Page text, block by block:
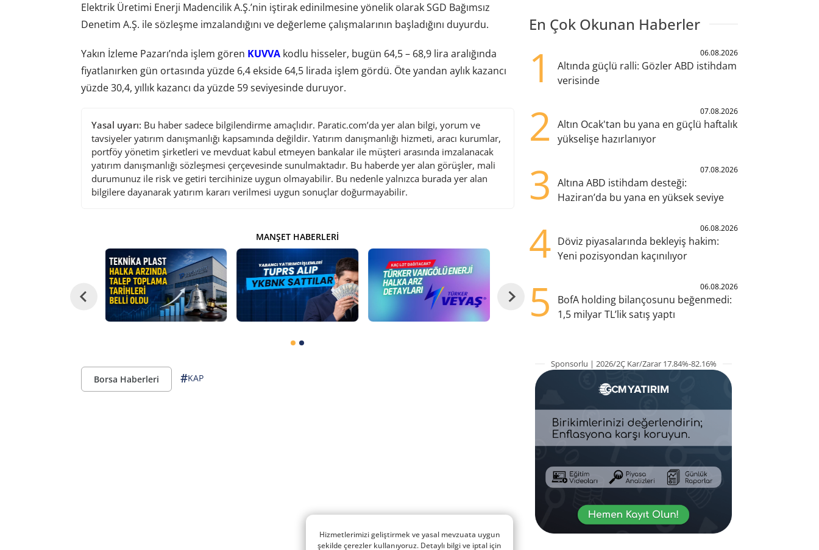
Elektrik Üretimi Enerji Madencilik A.Ş.’nin iştirak edinilmesine yönelik olarak SGD Bağımsız
Denetim A.Ş. ile sözleşme imzalandığını ve değerleme çalışmalarının başladığını duyurdu.
Yakın İzleme Pazarı’nda işlem gören KUVVAkodlu hisseler, bugün 64,5 – 68,9 lira aralığında
fiyatlanırken gün ortasında yüzde 6,4 ekside 64,5 lirada işlem gördü. Öte yandan aylık kazancı
yüzde 30,4, yıllık kazancı da yüzde 59 seviyesinde duruyor.
Yasal uyarı: Bu haber sadece bilgilendirme amaçlıdır. Paratic.com’da yer alan bilgi, yorum ve
tavsiyeler yatırım danışmanlığı kapsamında değildir. Yatırım danışmanlığı hizmeti, aracı kurumlar,
portföy yönetim şirketleri ve mevduat kabul etmeyen bankalar ile müşteri arasında imzalanacak
yatırım danışmanlığı sözleşmesi çerçevesinde sunulmaktadır. Bu haberde yer alan görüşler, mali
durumunuz ile risk ve getiri tercihinize uygun olmayabilir. Bu nedenle yalnızca burada yer alan
bilgilere dayanarak yatırım kararı verilmesi uygun sonuçlar doğurmayabilir.
MANŞET HABERLERI
Borsa Haberleri #KAP
En Çok Okunan Haberler
1 06.08.2026
Altında güçlü ralli: Gözler ABD istihdam
verisinde
2 07.08.2026
Altın Ocak'tan bu yana en güçlü haftalık
yükselişe hazırlanıyor
3 07.08.2026
Altına ABD istihdam desteği:
Haziran’da bu yana en yüksek seviye
4 06.08.2026
Döviz piyasalarında bekleyiş hakim:
Yeni pozisyondan kaçınılıyor
5 06.08.2026
BofA holding bilançosunu beğenmedi:
1,5 milyar TL’lik satış yaptı
Sponsorlu | 2026/2Ç Kar/Zarar 17.84%-82.16%
Hizmetlerimizi geliştirmek ve yasal mevzuata uygun
şekilde çerezler kullanıyoruz. Detaylı bilgi ve iptal için